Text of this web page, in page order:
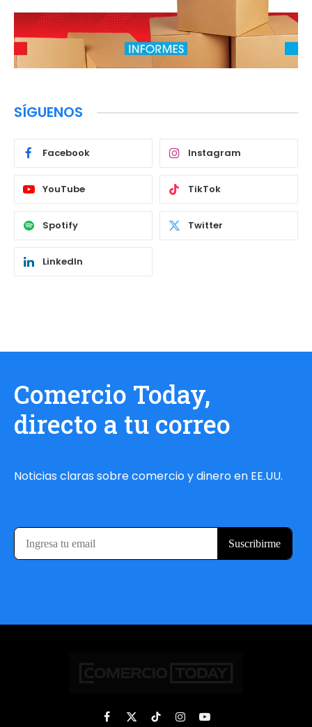
SÍGUENOS
Facebook Instagram
YouTube TikTok
Spotify Twitter
LinkedIn
Comercio Today,
directo a tu correo
Noticias claras sobre comercio y dinero en EE.UU.
Facebook
X
TikTokInstagramYouTube